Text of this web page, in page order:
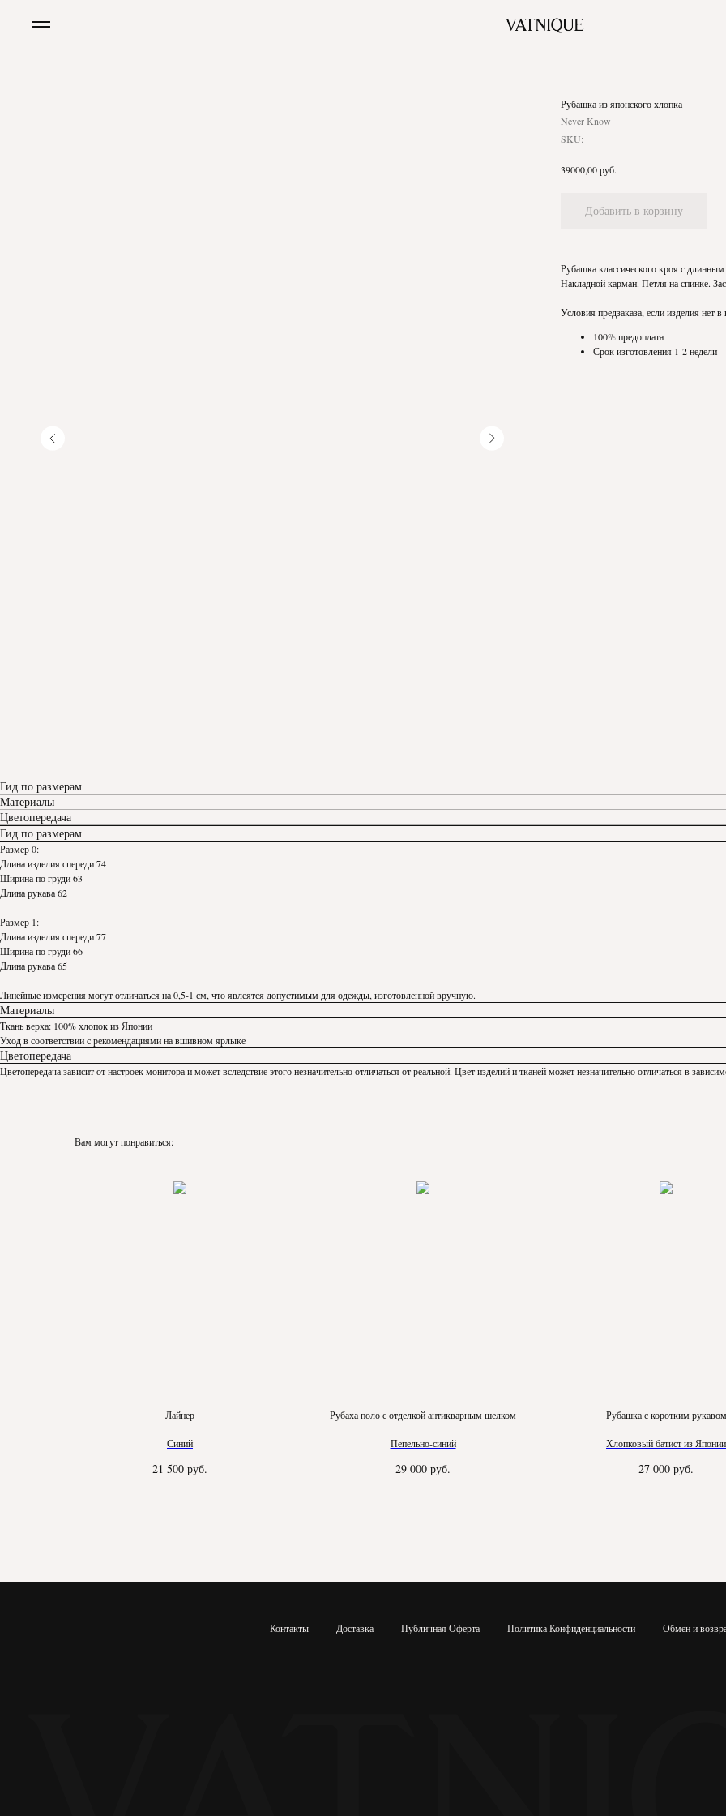
Рубашка из японского хлопка
Never Know
SKU:
39000,00руб.
Добавить в корзину
Рубашка классического кроя с
Накладной карман. Петля на спинке.
Условия предзаказа, если изделия нет в
100% предоплата
Срок изготовления 1-2 недели
Гид по размерам
Материалы
Цветопередача
Гид по размерам
Размер 0:
Длина изделия спереди 74
Ширина по груди 63
Длина рукава 62
Размер 1:
Длина изделия спереди 77
Ширина по груди 66
Длина рукава 65
Линейные измерения могут отличаться на 0,5-1 см, что явлеятся допустимым для одежды, изготовленной вручную.
Материалы
Ткань верха: 100% хлопок из Японии
Уход в соответствии с рекомендациями на вшивном ярлыке
Цветопередача
Цветопередача зависит от настроек монитора и может вследствие этого незначительно отличаться от реальной. Цвет изделий и тканей может незначительно отличаться в
Вам могут понравиться:
Лайнер
Синий
21 500 руб.
Рубаха поло с отделкой антикварным шелком
Пепельно-синий
29 000 руб.
Рубашка с коротким рукавом
Хлопковый батист из Японии
27 000 руб.
Контакты Доставка Публичная Оферта Политика Конфиденциальности Обмен и